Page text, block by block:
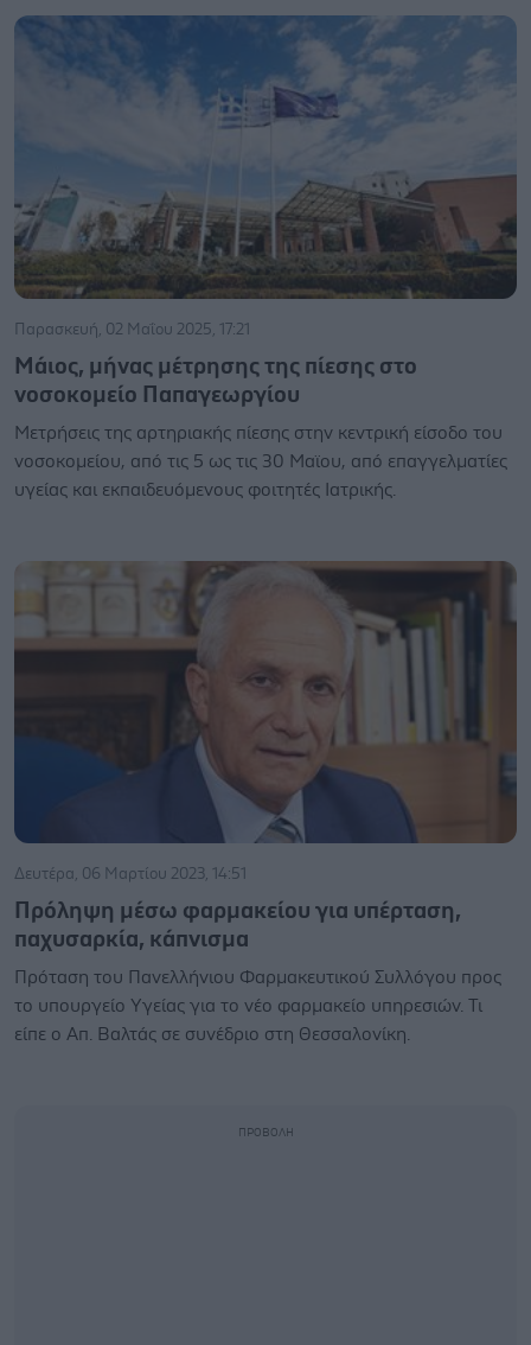
Παρασκευή, 02 Μαΐου 2025, 17:21
Μάιος, μήνας μέτρησης της πίεσης στο
νοσοκομείο Παπαγεωργίου
Μετρήσεις της αρτηριακής πίεσης στην κεντρική είσοδο του
νοσοκομείου, από τις 5 ως τις 30 Μαϊου, από επαγγελματίες
υγείας και εκπαιδευόμενους φοιτητές Ιατρικής.
Δευτέρα, 06 Μαρτίου 2023, 14:51
Πρόληψη μέσω φαρμακείου για υπέρταση,
παχυσαρκία, κάπνισμα
Πρόταση του Πανελλήνιου Φαρμακευτικού Συλλόγου προς
το υπουργείο Υγείας για το νέο φαρμακείο υπηρεσιών. Τι
είπε ο Απ. Βαλτάς σε συνέδριο στη Θεσσαλονίκη.